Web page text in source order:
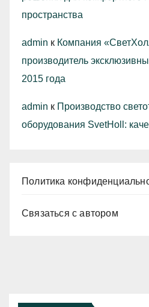
пространства
admin к Компания
производитель
2015 года
admin к Производство
оборудования SvetHoll:
Политика
Связаться с автором